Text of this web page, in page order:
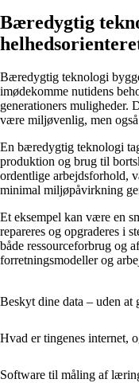
Bæredygtig
Bæredygtig teknologi
imødekomme nutidens
generationers muligheder.
være miljøvenlig, men
En bæredygtig teknologi
produktion og brug til
ordentlige arbejdsforhold,
minimal miljøpåvirkning
Et eksempel kan være en
repareres og opgraderes i
både ressourceforbrug og
forretningsmodeller og
Beskyt dine data – uden
Hvad er tingenes internet,
Software til måling af